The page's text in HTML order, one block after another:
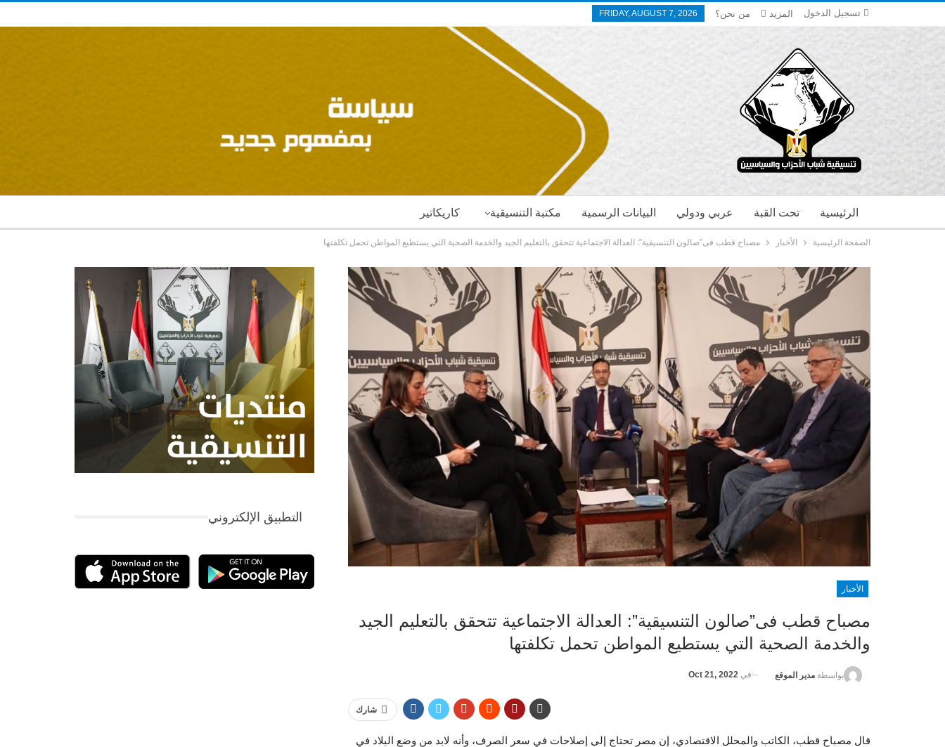
تسجيل الدخول FRIDAY, AUGUST 7, 2026 من نحن؟ المزيد
كاريكاتير مكتبة التنسيقية البيانات الرسمية عربي ودولي تحت القبة الرئيسية
الصفحة الرئيسية الأخبار مصباح قطب فى”صالون التنسيقية”: العدالة الاجتماعية تتحقق بالتعليم الجيد والخدمة الصحية التي يستطيع المواطن تحمل تكلفتها
الأخبار
مصباح قطب فى”صالون التنسيقية”: العدالة الاجتماعية تتحقق بالتعليم الجيد
والخدمة الصحية التي يستطيع المواطن تحمل تكلفتها
بواسطة مدير الموقع في Oct 21, 2022
شارك
قال مصباح قطب، الكاتب والمحلل الاقتصادي، إن مصر تحتاج إلى إصلاحات في سعر الصرف، وأنه لابد من وضع البلاد في
التطبيق الإلكتروني